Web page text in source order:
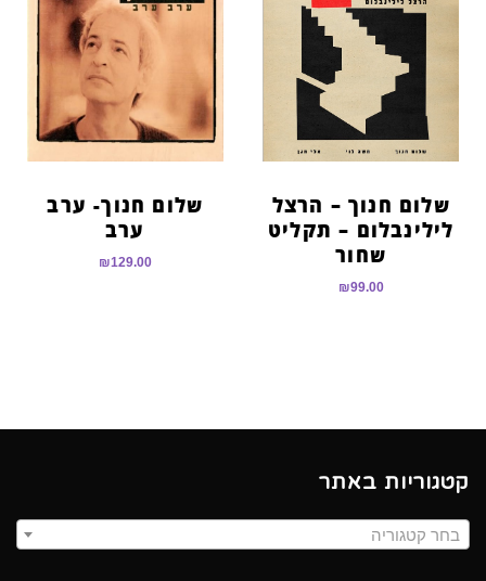
שלום חנוך – הרצל
לילינבלום – תקליט
שחור
₪99.00
שלום חנוך- ערב
ערב
₪129.00
קטגוריות באתר
בחר קטגוריה